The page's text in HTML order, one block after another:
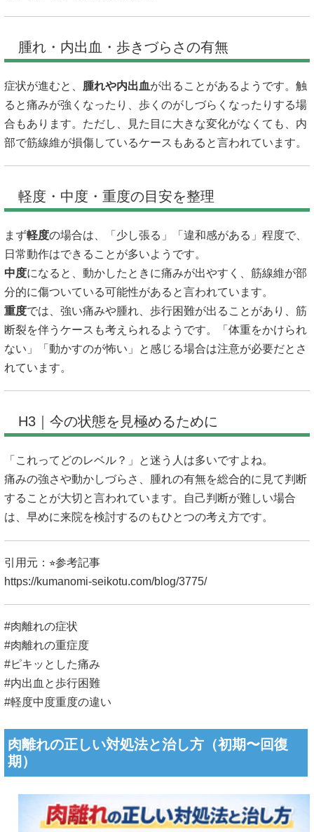
腫れ・内出血・歩きづらさの有無
症状が進むと、 腫れや内出血が出ることがあるようです。触
ると痛みが強くなったり、歩くのがしづらくなったりする場
合もあります。ただし、見た目に大きな変化がなくても、内
部で筋線維が損傷しているケースもあると言われています。
軽度・中度・重度の目安を整理
まず軽度の場合は、「少し張る」「違和感がある」程度で、
日常動作はできることが多いようです。
中度になると、動かしたときに痛みが出やすく、筋線維が部
分的に傷ついている可能性があると言われています。
重度では、強い痛みや腫れ、歩行困難が出ることがあり、筋
断裂を伴うケースも考えられるようです。「体重をかけられ
ない」「動かすのが怖い」と感じる場合は注意が必要だとさ
れています。
H3｜今の状態を見極めるために
「これってどのレベル？」と迷う人は多いですよね。
痛みの強さや動かしづらさ、腫れの有無を総合的に見て判断
することが大切と言われています。自己判断が難しい場合
は、早めに来院を検討するのもひとつの考え方です。
引用元：⭐︎参考記事
https://kumanomi-seikotu.com/blog/3775/
#肉離れの症状
#肉離れの重症度
#ピキッとした痛み
#内出血と歩行困難
#軽度中度重度の違い
肉離れの正しい対処法と治し方（初期〜回復
期）